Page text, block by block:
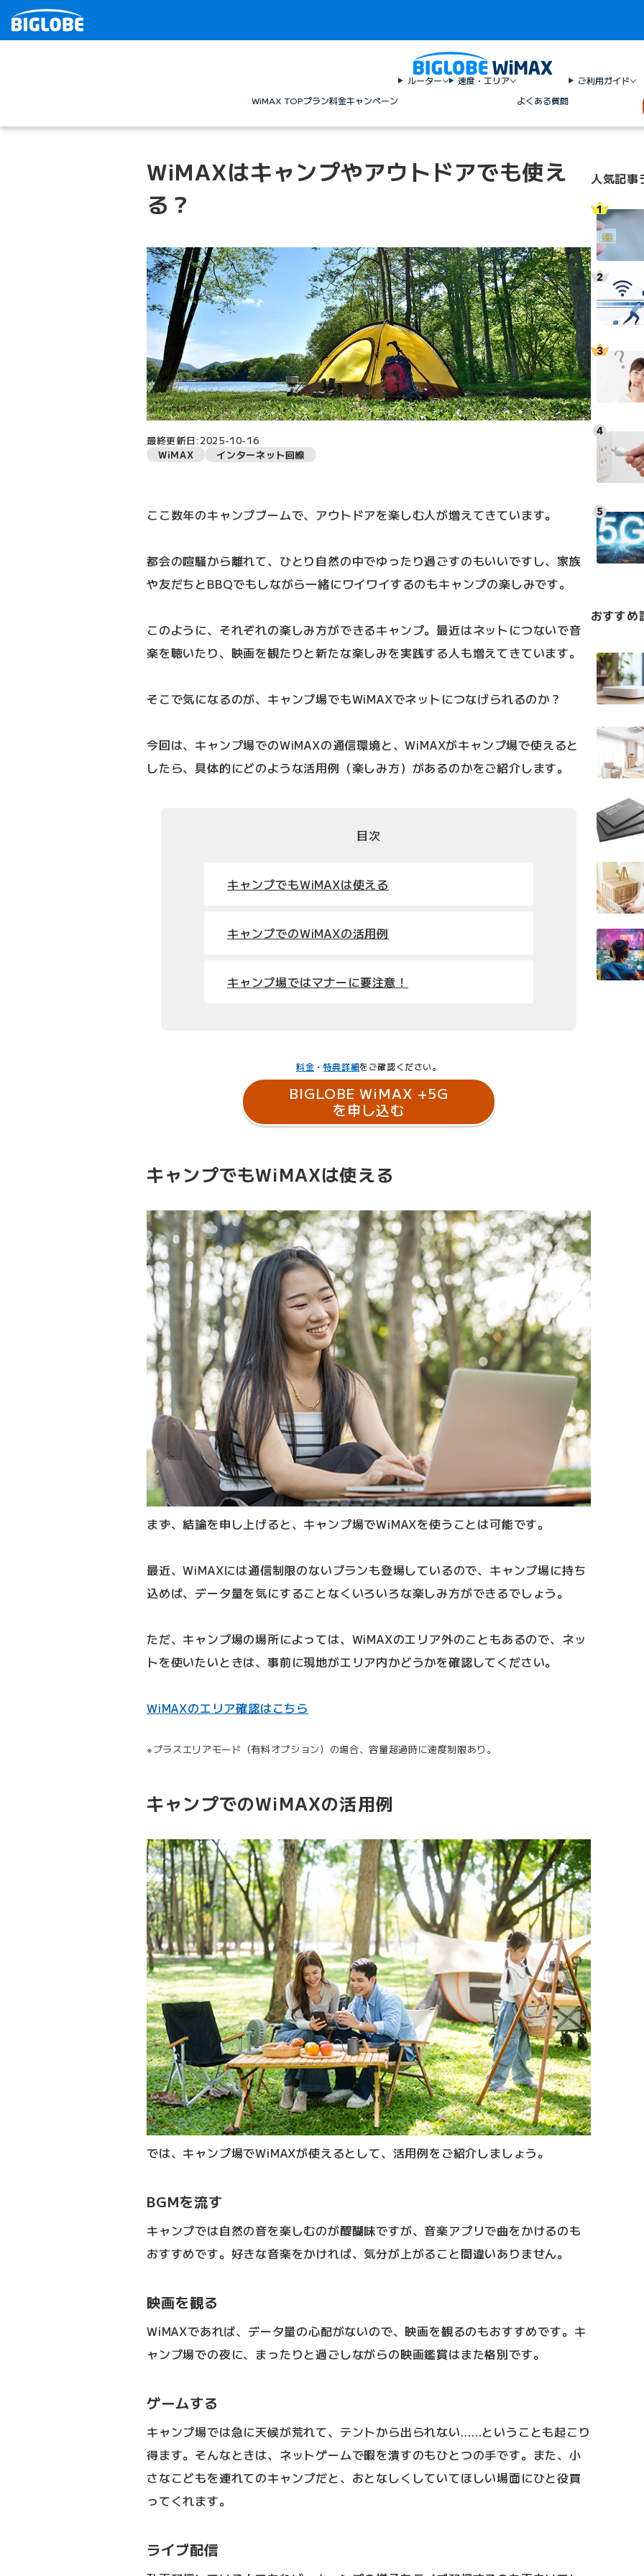
WiMAX TOPプラン料金キャンペーン
ルーター
速度・エリア
よくある質問
ご利用ガイド
WiMAXはキャンプやアウトドアでも使え
る？
最終更新日:2025-10-16
WiMAX
インターネット回線
ここ数年のキャンプブームで、アウトドアを楽しむ人が増えてきています。
都会の喧騒から離れて、ひとり自然の中でゆったり過ごすのもいいですし、家族
や友だちとBBQでもしながら一緒にワイワイするのもキャンプの楽しみです。
このように、それぞれの楽しみ方ができるキャンプ。最近はネットにつないで音
楽を聴いたり、映画を観たりと新たな楽しみを実践する人も増えてきています。
そこで気になるのが、キャンプ場でもWiMAXでネットにつなげられるのか？
今回は、キャンプ場でのWiMAXの通信環境と、WiMAXがキャンプ場で使えると
したら、具体的にどのような活用例（楽しみ方）があるのかをご紹介します。
目次
キャンプでもWiMAXは使える
キャンプでのWiMAXの活用例
キャンプ場ではマナーに要注意！
料金 ・ 特典詳細をご確認ください。
BIGLOBE WiMAX +5G
を申し込む
キャンプでもWiMAXは使える
まず、結論を申し上げると、キャンプ場でWiMAXを使うことは可能です。
最近、WiMAXには通信制限のないプランも登場しているので、キャンプ場に持ち
込めば、データ量を気にすることなくいろいろな楽しみ方ができるでしょう。
ただ、キャンプ場の場所によっては、WiMAXのエリア外のこともあるので、ネッ
トを使いたいときは、事前に現地がエリア内かどうかを確認してください。
WiMAXのエリア確認はこちら
プラスエリアモード（有料オプション）の場合、容量超過時に速度制限あり。
キャンプでのWiMAXの活用例
では、キャンプ場でWiMAXが使えるとして、活用例をご紹介しましょう。
BGMを流す
キャンプでは自然の音を楽しむのが醍醐味ですが、音楽アプリで曲をかけるのも
おすすめです。好きな音楽をかければ、気分が上がること間違いありません。
映画を観る
WiMAXであれば、データ量の心配がないので、映画を観るのもおすすめです。キ
ャンプ場での夜に、まったりと過ごしながらの映画鑑賞はまた格別です。
ゲームする
キャンプ場では急に天候が荒れて、テントから出られない……ということも起こり
得ます。そんなときは、ネットゲームで暇を潰すのもひとつの手です。また、小
さなこどもを連れてのキャンプだと、おとなしくしていてほしい場面にひと役買
ってくれます。
ライブ配信
人気記事
おすすめ